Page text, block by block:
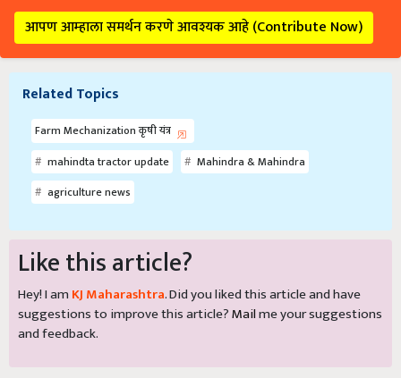
आपण आम्हाला समर्थन करणे आवश्यक आहे (Contribute Now)
Related Topics
Farm Mechanization कृषी यंत्र
mahindta tractor update
Mahindra & Mahindra
agriculture news
Like this article?
Hey! I am KJ Maharashtra. Did you liked this article and have
suggestions to improve this article?Mailme your suggestions
and feedback.